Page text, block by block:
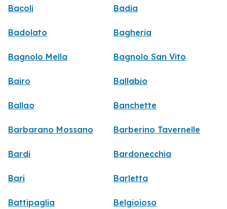
Bacoli Badia
Badolato Bagheria
Bagnolo Mella Bagnolo San Vito
Bairo Ballabio
Ballao Banchette
Barbarano Mossano Barberino Tavernelle
Bardi Bardonecchia
Bari Barletta
Battipaglia Belgioioso